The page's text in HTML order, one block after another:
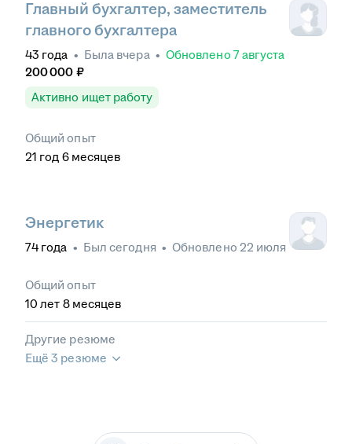
Главный бухгалтер, заместитель
главного бухгалтера
43 года • Была вчера • Обновлено 7 августа
200 000 ₽
Активно ищет работу
Общий опыт
21 год 6 месяцев
Энергетик
74 года • Был сегодня • Обновлено 22 июля
Общий опыт
10 лет 8 месяцев
Другие резюме
Ещё 3 резюме